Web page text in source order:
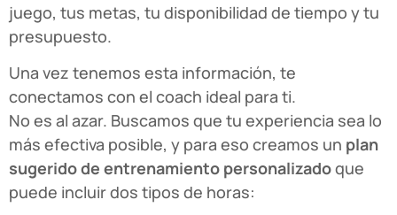
juego, tus metas, tu disponibilidad de tiempo y tu
presupuesto.
Una vez tenemos esta información, te
conectamos con el coach ideal para ti.
No es al azar. Buscamos que tu experiencia sea lo
más efectiva posible, y para eso creamos un plan
sugerido de entrenamiento personalizadoque
puede incluir dos tipos de horas: